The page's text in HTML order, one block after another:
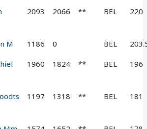
2093 2066 ** BEL 220
M 1186 0 BEL
1960 1824 ** BEL 196
1197 1318 ** BEL 181